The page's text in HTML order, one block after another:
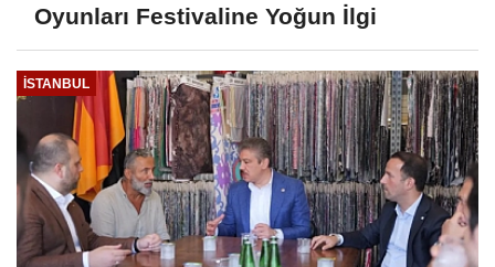
Oyunları Festivaline Yoğun İlgi
İSTANBUL